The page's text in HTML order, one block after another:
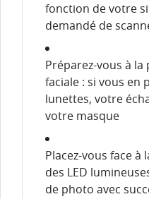
fonction de votre
demandé de
Préparez-vous à
faciale : si vous en
lunettes, votre
votre masque
Placez-vous face à
des LED
de photo avec